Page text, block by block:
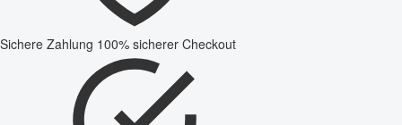
Sichere Zahlung 100% sicherer Checkout